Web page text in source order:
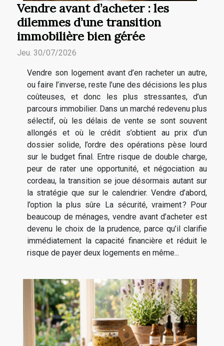
Vendre avant d’acheter : les
dilemmes d’une transition
immobilière bien gérée
Jeu. 30/07/2026
Vendre son logement avant d’en racheter un autre,
ou faire l’inverse, reste l’une des décisions les plus
coûteuses, et donc les plus stressantes, d’un
parcours immobilier. Dans un marché redevenu plus
sélectif, où les délais de vente se sont souvent
allongés et où le crédit s’obtient au prix d’un
dossier solide, l’ordre des opérations pèse lourd
sur le budget final. Entre risque de double charge,
peur de rater une opportunité, et négociation au
cordeau, la transition se joue désormais autant sur
la stratégie que sur le calendrier. Vendre d’abord,
l’option la plus sûre La sécurité, vraiment ? Pour
beaucoup de ménages, vendre avant d’acheter est
devenu le choix de la prudence, parce qu’il clarifie
immédiatement la capacité financière et réduit le
risque de payer deux logements en même...